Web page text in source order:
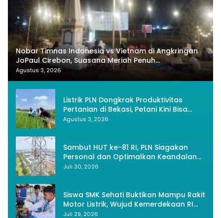
Nobar Timnas Indonesia vs Vietnam di Angkringan
JoPaul Cirebon, Suasana Meriah Penuh
Nasionalisme
Agustus 3, 2026
Listrik PLN Dongkrak Produktivitas
Pertanian di Bekasi, Petani Kini Bisa
Panen Tiga Kali Setahun
Agustus 3, 2026
Sambut HUT ke-81 RI, PLN Siagakan
Personal dan Optimalkan Keandalan
Instalasi Transmisi
Juli 30, 2026
Siswa SMK Sehati Buktikan Mampu Rakit
Motor Listrik, Wujud Kemerdekaan RI
Melalui Inovasi dan Kemandirian
Juli 29, 2026